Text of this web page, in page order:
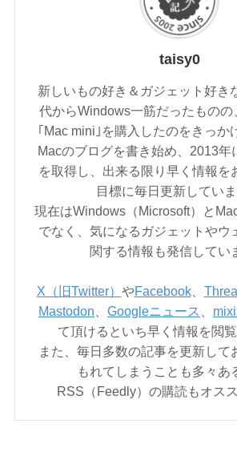
taisy0
新しいもの好き＆ガジェット好き
代からWindows一筋だったものの
｢Mac mini｣を購入したのをきっか
Macのブログを書き始め、2013年
を取得し、出来る限り早く情報を
目標に毎日更新していま
現在はWindows（Microsoft）と
でなく、気になるガジェットやウ
関する情報も発信してい
X（旧Twitter） やFacebook、
Mastodon
Googleニュース
て頂けるといち早く情報を閲覧
また、毎日多数の記事を更新して
もれてしまうことも多々あ
RSS（Feedly）の購読もオスス